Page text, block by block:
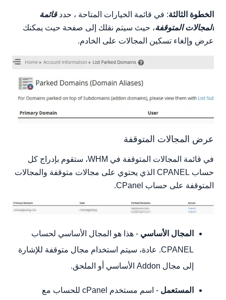
الخطوة الثالثة: في قائمة الخيارات المتاحة ، حددقائمة
المجالات المتوقفة، حيث سيتم نقلك إلى صفحة حيث يمكنك
عرض وإلغاء تسكين المجالات على الخادم.
عرض المجالات المتوقفة
في قائمة المجالات المتوقفة في WHM، ستقوم بإدراج كل
حساب CPANEL الذي يحتوي على مجالات متوقفة والمجالات
المتوقفة على حساب CPanel.
المجال الأساسي - هذا هو المجال الأساسي لحساب
CPANEL. عادة، سيتم استخدام مجال متوقفة للإشارة
إلى مجال Addon الأساسي أو الملحق.
المستعمل
- اسم مستخدم cPanel للحساب مع